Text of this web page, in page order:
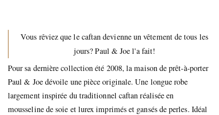
Vous rêviez que le caftan devienne un vêtement de tous les
jours? Paul & Joe l'a fait!
Pour sa dernière collection été 2008, la maison de prêt-à-porter
Paul & Joe dévoile une pièce originale. Une longue robe
largement inspirée du traditionnel caftan réalisée en
mousseline de soie et lurex imprimés et gansés de perles. Idéal